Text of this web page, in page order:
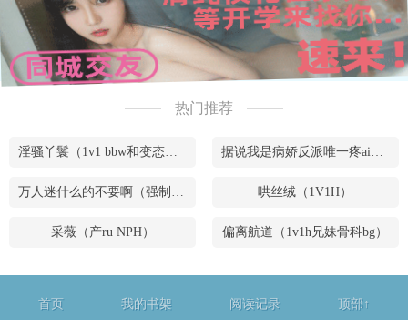
热门推荐
淫骚丫鬟（1v1 bbw和变态腹黑男） 据说我是病娇反派唯一疼ai的妹妹（兄妹骨）
万人迷什么的不要啊（强制NPH） 哄丝绒（1V1H）
采薇（产ru NPH） 偏离航道（1v1h兄妹骨科bg）
首页 我的书架 阅读记录 顶部↑